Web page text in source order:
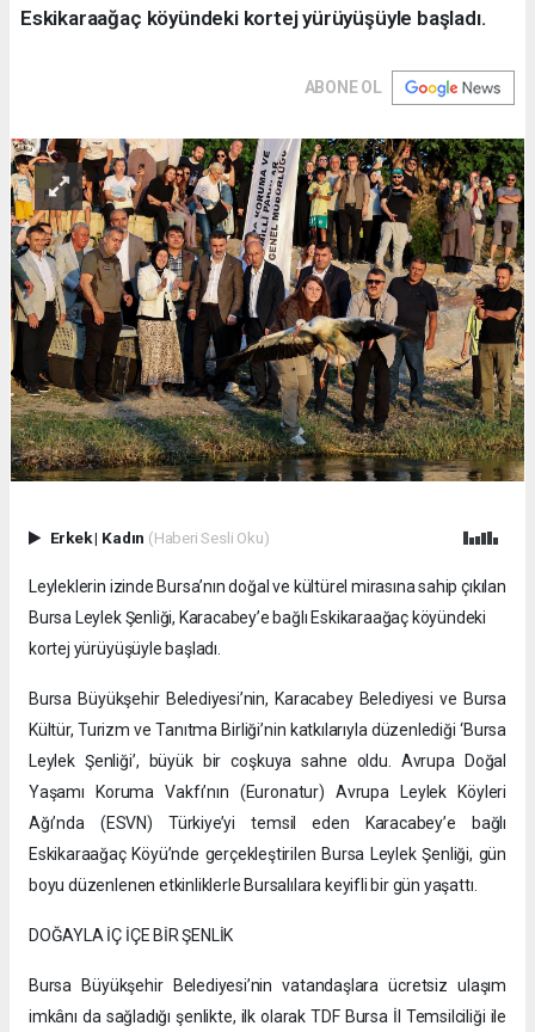
Eskikaraağaç köyündeki kortej yürüyüşüyle başladı.
ABONE OL
Erkek| Kadın (Haberi Sesli Oku)
Leyleklerin izinde Bursa’nın doğal ve kültürel mirasına sahip çıkılan
Bursa Leylek Şenliği, Karacabey’e bağlı Eskikaraağaç köyündeki
kortej yürüyüşüyle başladı.
Bursa Büyükşehir Belediyesi’nin, Karacabey Belediyesi ve Bursa
Kültür, Turizm ve Tanıtma Birliği’nin katkılarıyla düzenlediği ‘Bursa
Leylek Şenliği’, büyük bir coşkuya sahne oldu. Avrupa Doğal
Yaşamı Koruma Vakfı’nın (Euronatur) Avrupa Leylek Köyleri
Ağı’nda (ESVN) Türkiye’yi temsil eden Karacabey’e bağlı
Eskikaraağaç Köyü’nde gerçekleştirilen Bursa Leylek Şenliği, gün
boyu düzenlenen etkinliklerle Bursalılara keyifli bir gün yaşattı.
DOĞAYLA İÇ İÇE BİR ŞENLİK
Bursa Büyükşehir Belediyesi’nin vatandaşlara ücretsiz ulaşım
imkânı da sağladığı şenlikte, ilk olarak TDF Bursa İl Temsilciliği ile